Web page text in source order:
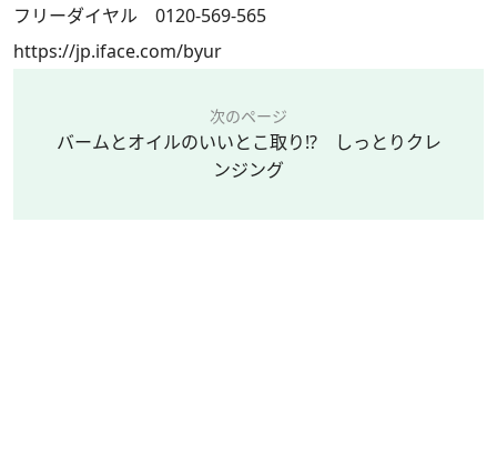
フリーダイヤル 0120-569-565
https://jp.iface.com/byur
次のページ
バームとオイルのいいとこ取り!? しっとりクレ
ンジング